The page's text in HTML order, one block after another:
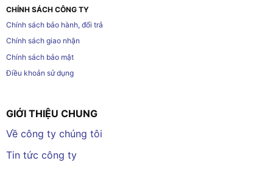
CHÍNH SÁCH CÔNG TY
Chính sách bảo hành, đổi trả
Chính sách giao nhận
Chính sách bảo mật
Điều khoản sử dụng
GIỚI THIỆU CHUNG
Về công ty chúng tôi
Tin tức công ty